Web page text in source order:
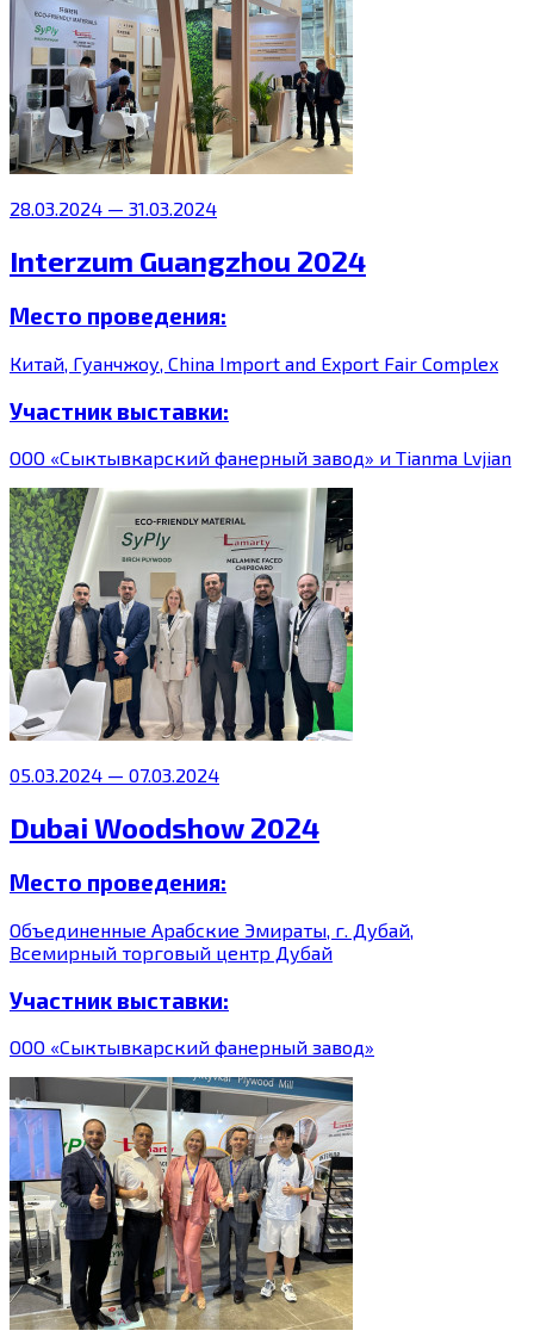
28.03.2024 — 31.03.2024
Interzum Guangzhou 2024
Место проведения:
Китай, Гуанчжоу, China Import and Export Fair Complex
Участник выставки:
ООО «Сыктывкарский фанерный завод» и Tianma Lvjian
05.03.2024 — 07.03.2024
Dubai Woodshow 2024
Место проведения:
Объединенные Арабские Эмираты, г. Дубай,
Всемирный торговый центр Дубай
Участник выставки:
ООО «Сыктывкарский фанерный завод»